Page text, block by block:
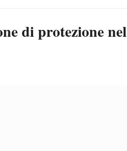
Français
di protezione nel